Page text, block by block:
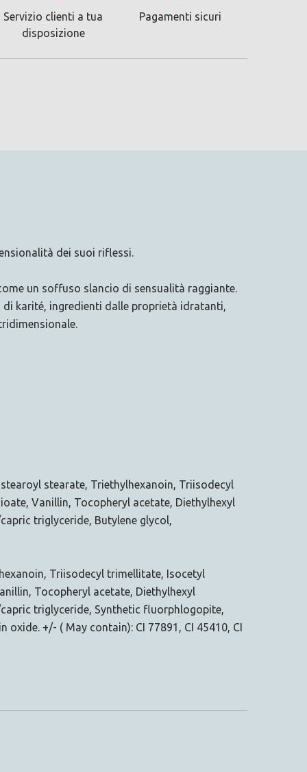
Servizio clienti a tua
disposizione
Pagamenti sicuri
dei suoi riflessi.
un soffuso slancio di sensualità raggiante.
di karité, ingredienti dalle proprietà idratanti,
stearate, Triethylhexanoin, Triisodecyl
Vanillin, Tocopheryl acetate, Diethylhexyl
triglyceride, Butylene glycol,
Triisodecyl trimellitate, Isocetyl
Tocopheryl acetate, Diethylhexyl
triglyceride, Synthetic fluorphlogopite,
+/- ( May contain): CI 77891, CI 45410, CI